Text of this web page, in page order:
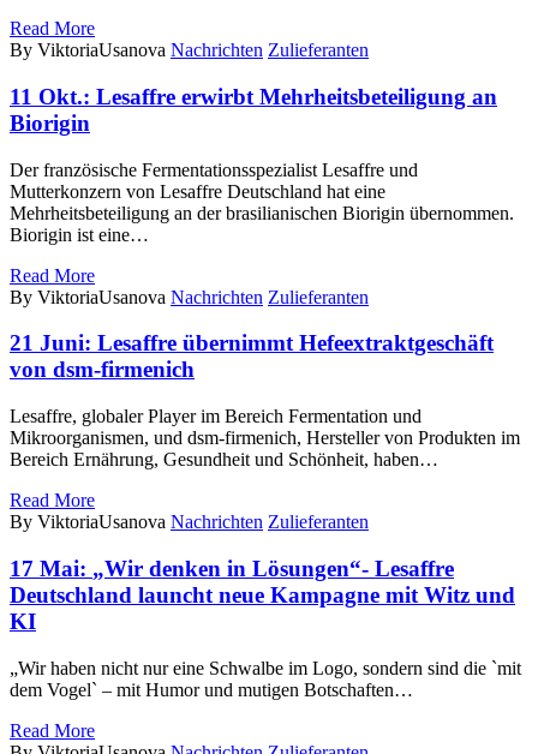
Read More
By ViktoriaUsanova Nachrichten Zulieferanten
11 Okt.: Lesaffre erwirbt Mehrheitsbeteiligung an
Biorigin
Der französische Fermentationsspezialist Lesaffre und
Mutterkonzern von Lesaffre Deutschland hat eine
Mehrheitsbeteiligung an der brasilianischen Biorigin übernommen.
Biorigin ist eine…
Read More
By ViktoriaUsanova Nachrichten Zulieferanten
21 Juni: Lesaffre übernimmt Hefeextraktgeschäft
von dsm-firmenich
Lesaffre, globaler Player im Bereich Fermentation und
Mikroorganismen, und dsm-firmenich, Hersteller von Produkten im
Bereich Ernährung, Gesundheit und Schönheit, haben…
Read More
By ViktoriaUsanova Nachrichten Zulieferanten
17 Mai: „Wir denken in Lösungen“- Lesaffre
Deutschland launcht neue Kampagne mit Witz und
KI
„Wir haben nicht nur eine Schwalbe im Logo, sondern sind die `mit
dem Vogel` – mit Humor und mutigen Botschaften…
Read More